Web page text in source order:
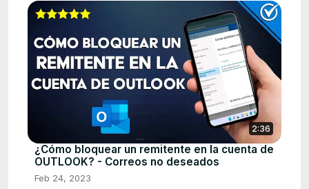
2:36
¿Cómo bloquear un remitente en la cuenta de
OUTLOOK? - Correos no deseados
Feb 24, 2023